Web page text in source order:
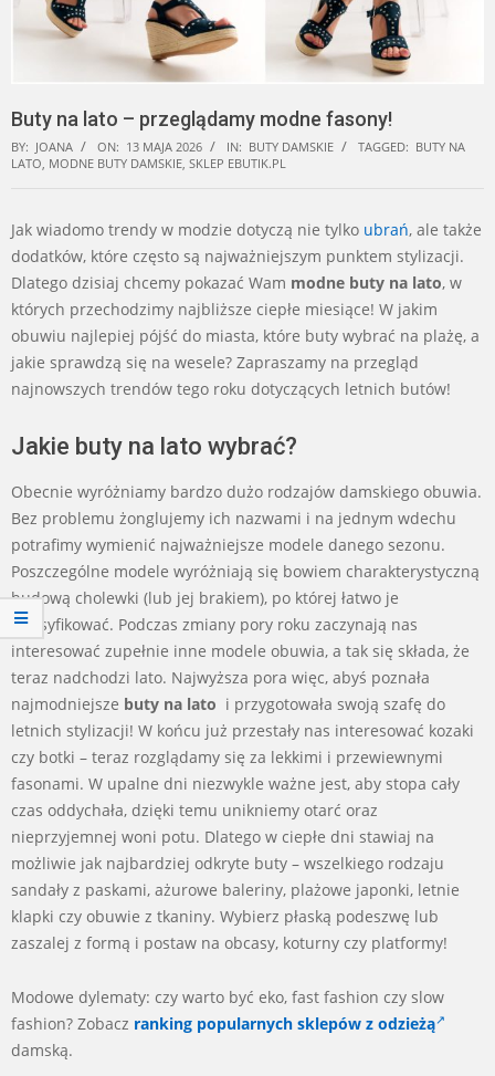
Buty na lato – przeglądamy modne fasony!
BY: JOANA ON: 13 MAJA 2026 IN: BUTY DAMSKIE TAGGED: BUTY NA
LATO, MODNE BUTY DAMSKIE, SKLEP EBUTIK.PL
Jak wiadomo trendy w modzie dotyczą nie tylko ubrań, ale także
dodatków, które często są najważniejszym punktem stylizacji.
Dlatego dzisiaj chcemy pokazać Wam modne buty na lato, w
których przechodzimy najbliższe ciepłe miesiące! W jakim
obuwiu najlepiej pójść do miasta, które buty wybrać na plażę, a
jakie sprawdzą się na wesele? Zapraszamy na przegląd
najnowszych trendów tego roku dotyczących letnich butów!
Jakie buty na lato wybrać?
Obecnie wyróżniamy bardzo dużo rodzajów damskiego obuwia.
Bez problemu żonglujemy ich nazwami i na jednym wdechu
potrafimy wymienić najważniejsze modele danego sezonu.
Poszczególne modele wyróżniają się bowiem charakterystyczną
budową cholewki (lub jej brakiem), po której łatwo je
sklasyfikować. Podczas zmiany pory roku zaczynają nas
interesować zupełnie inne modele obuwia, a tak się składa, że
teraz nadchodzi lato. Najwyższa pora więc, abyś poznała
najmodniejsze buty na lato i przygotowała swoją szafę do
letnich stylizacji! W końcu już przestały nas interesować kozaki
czy botki – teraz rozglądamy się za lekkimi i przewiewnymi
fasonami. W upalne dni niezwykle ważne jest, aby stopa cały
czas oddychała, dzięki temu unikniemy otarć oraz
nieprzyjemnej woni potu. Dlatego w ciepłe dni stawiaj na
możliwie jak najbardziej odkryte buty – wszelkiego rodzaju
sandały z paskami, ażurowe baleriny, plażowe japonki, letnie
klapki czy obuwie z tkaniny. Wybierz płaską podeszwę lub
zaszalej z formą i postaw na obcasy, koturny czy platformy!
Modowe dylematy: czy warto być eko, fast fashion czy slow
fashion? Zobacz ranking popularnych sklepów z odzieżą
damską.